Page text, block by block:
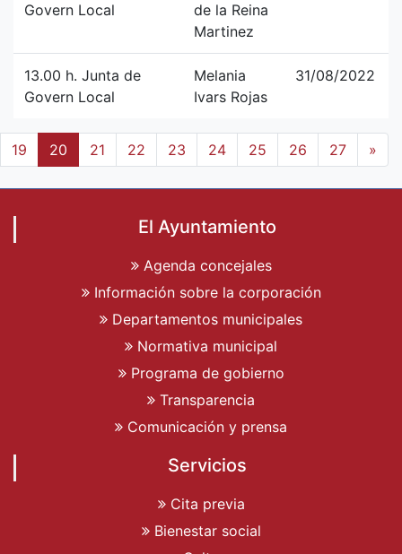
Govern Local
de la Reina
Martinez
13.00 h. Junta de
Govern Local
Melania
Ivars Rojas
31/08/2022
19 20 21 22 23 24 25 26 27 »
El Ayuntamiento
Agenda concejales
Información sobre la corporación
Departamentos municipales
Normativa municipal
Programa de gobierno
Transparencia
Comunicación y prensa
Servicios
Cita previa
Bienestar social